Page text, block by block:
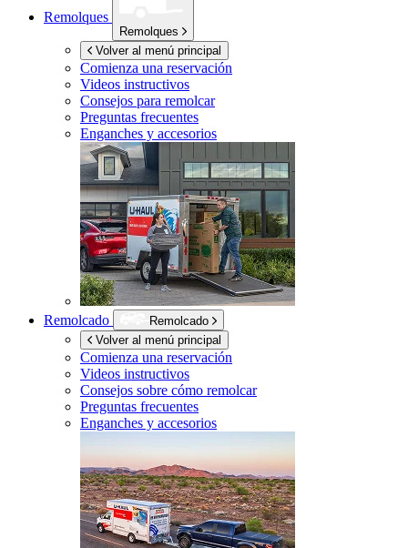
Remolques
Remolques
Volver al menú principal
Comienza una reservación
Videos instructivos
Consejos para remolcar
Preguntas frecuentes
Enganches y accesorios
Remolcado
Remolcado
Volver al menú principal
Comienza una reservación
Videos instructivos
Consejos sobre cómo remolcar
Preguntas frecuentes
Enganches y accesorios